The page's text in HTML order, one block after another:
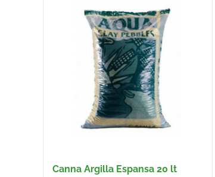
Canna Argilla Espansa 20 lt